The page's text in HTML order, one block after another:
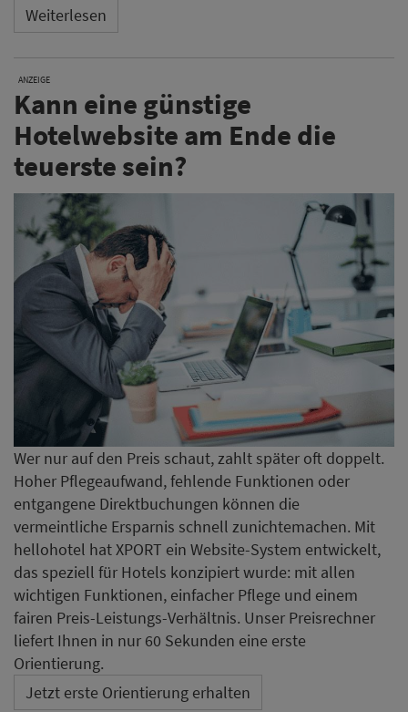
Weiterlesen
ANZEIGE
Kann eine günstige
Hotelwebsite am Ende die
teuerste sein?
Wer nur auf den Preis schaut, zahlt später oft doppelt.
Hoher Pflegeaufwand, fehlende Funktionen oder
entgangene Direktbuchungen können die
vermeintliche Ersparnis schnell zunichtemachen. Mit
hellohotel hat XPORT ein Website-System entwickelt,
das speziell für Hotels konzipiert wurde: mit allen
wichtigen Funktionen, einfacher Pflege und einem
fairen Preis-Leistungs-Verhältnis. Unser Preisrechner
liefert Ihnen in nur 60 Sekunden eine erste
Orientierung.
Jetzt erste Orientierung erhalten